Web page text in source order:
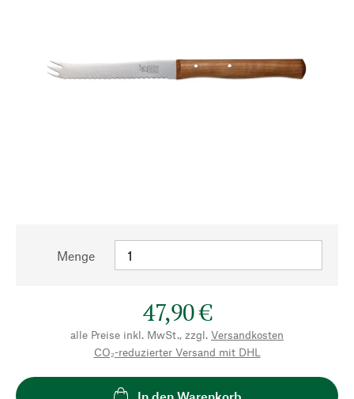
Menge
47,90 €
alle Preise inkl. MwSt., zzgl. Versandkosten
CO₂-reduzierter Versand mit DHL
In den Warenkorb